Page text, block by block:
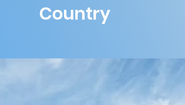
Country